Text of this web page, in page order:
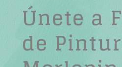
Únete a
de